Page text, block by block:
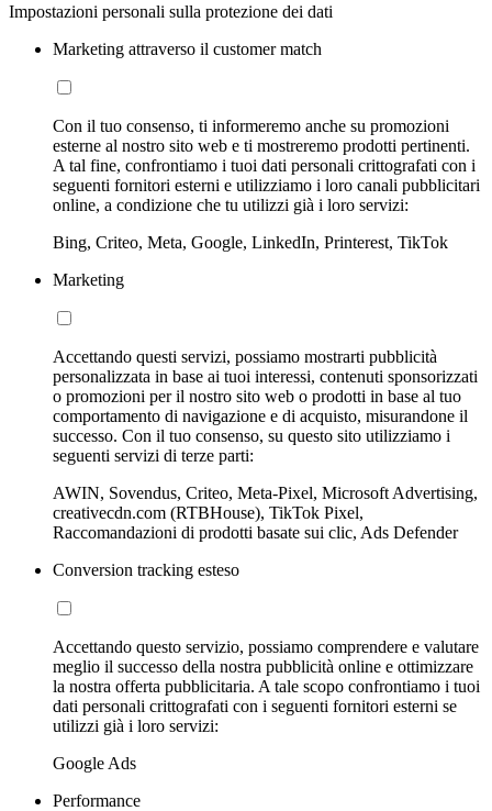
Impostazioni personali sulla protezione dei dati
Marketing attraverso il customer match
Con il tuo consenso, ti informeremo anche su promozioni
esterne al nostro sito web e ti mostreremo prodotti pertinenti.
A tal fine, confrontiamo i tuoi dati personali crittografati con i
seguenti fornitori esterni e utilizziamo i loro canali pubblicitari
online, a condizione che tu utilizzi già i loro servizi:
Bing, Criteo, Meta, Google, LinkedIn, Printerest, TikTok
Marketing
Accettando questi servizi, possiamo mostrarti pubblicità
personalizzata in base ai tuoi interessi, contenuti sponsorizzati
o promozioni per il nostro sito web o prodotti in base al tuo
comportamento di navigazione e di acquisto, misurandone il
successo. Con il tuo consenso, su questo sito utilizziamo i
seguenti servizi di terze parti:
AWIN, Sovendus, Criteo, Meta-Pixel, Microsoft Advertising,
creativecdn.com (RTBHouse), TikTok Pixel,
Raccomandazioni di prodotti basate sui clic, Ads Defender
Conversion tracking esteso
Accettando questo servizio, possiamo comprendere e valutare
meglio il successo della nostra pubblicità online e ottimizzare
la nostra offerta pubblicitaria. A tale scopo confrontiamo i tuoi
dati personali crittografati con i seguenti fornitori esterni se
utilizzi già i loro servizi:
Google Ads
Performance